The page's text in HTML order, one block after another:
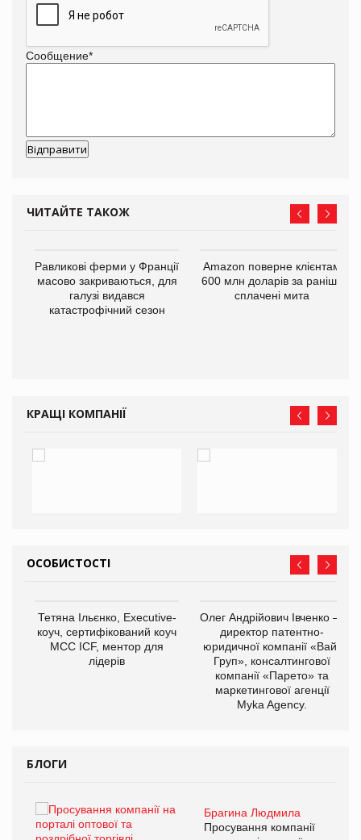
Сообщение*
ЧИТАЙТЕ ТАКОЖ
Равликові ферми у Франції
масово закриваються, для
галузі видався
катастрофічний сезон
Amazon поверне клієнтам
600 млн доларів за раніше
сплачені мита
КРАЩІ КОМПАНІЇ
ОСОБИСТОСТІ
Тетяна Ільєнко, Executive-
коуч, сертифікований коуч
МСС ICF, ментор для
лідерів
Олег Андрійович Івченко —
директор патентно-
юридичної компанії «Вайз
Груп», консалтингової
компанії «Парето» та
маркетингової агенції
Myka Agency.
БЛОГИ
Брагина Людмила
Просування компанії